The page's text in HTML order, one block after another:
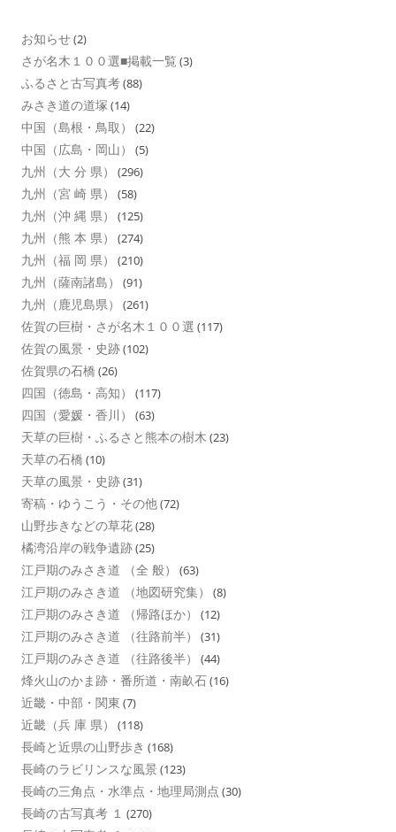
お知らせ(2)
さが名木１００選■掲載一覧 (3)
ふるさと古写真考(88)
みさき道の道塚 (14)
中国（島根・鳥取） (22)
中国（広島・岡山） (5)
九州（大 分 県） (296)
九州（宮 崎 県） (58)
九州（沖 縄 県） (125)
九州（熊 本 県） (274)
九州（福 岡 県） (210)
九州（薩南諸島） (91)
九州（鹿児島県） (261)
佐賀の巨樹・さが名木１００選 (117)
佐賀の風景・史跡(102)
佐賀県の石橋 (26)
四国（徳島・高知） (117)
四国（愛媛・香川） (63)
天草の巨樹・ふるさと熊本の樹木 (23)
天草の石橋 (10)
天草の風景・史跡(31)
寄稿・ゆうこう・その他(72)
山野歩きなどの草花(28)
橘湾沿岸の戦争遺跡(25)
江戸期のみさき道 （全 般） (63)
江戸期のみさき道 （地図研究集） (8)
江戸期のみさき道 （帰路ほか） (12)
江戸期のみさき道 （往路前半） (31)
江戸期のみさき道 （往路後半） (44)
烽火山のかま跡・番所道・南畝石(16)
近畿・中部・関東 (7)
近畿（兵 庫 県） (118)
長崎と近県の山野歩き (168)
長崎のラビリンスな風景 (123)
長崎の三角点・水準点・地理局測点 (30)
長崎の古写真考 １ (270)